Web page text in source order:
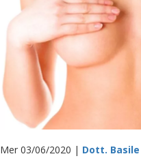
Mer 03/06/2020 | Dott.